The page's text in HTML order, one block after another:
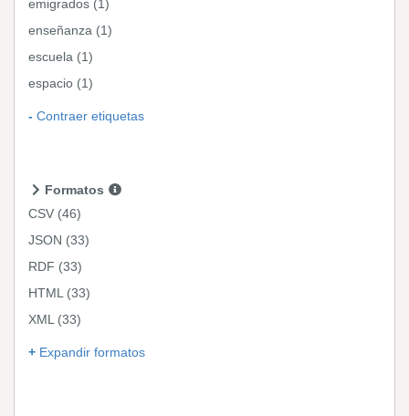
emigrados (1)
enseñanza (1)
escuela (1)
espacio (1)
Contraer etiquetas
Formatos
CSV (46)
JSON (33)
RDF (33)
HTML (33)
XML (33)
Expandir formatos